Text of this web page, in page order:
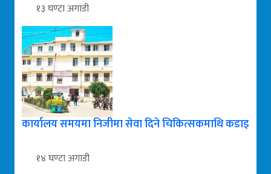
१३ घण्टा अगाडी
कार्यालय समयमा निजीमा सेवा दिने चिकित्सकमाथि कडाइ
१४ घण्टा अगाडी